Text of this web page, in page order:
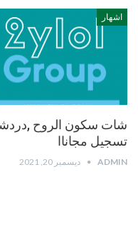
اشهار
شات سكون الروح
تسجيل مجاناا
ADMIN ديسمبر 20, 2021